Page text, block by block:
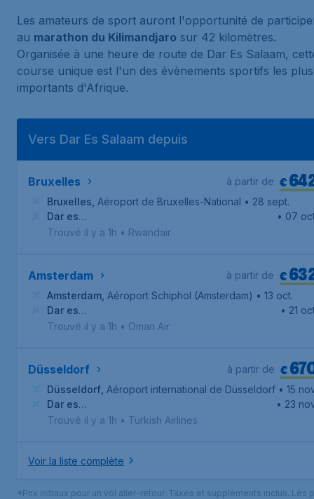
Les amateurs de sport auront l'opportunité de
au marathon du Kilimandjaro sur 42 kilomètres.
Organisée à une heure de route de Dar Es Salaam,
course unique est l'un des évènements sportifs les plus
importants d'Afrique.
Vers Dar Es Salaam depuis
Bruxelles €
à partir de
Bruxelles Aéroport de Bruxelles-National • 28 sept.
Dar es
Salam, Aéroport international Julius Nyerere
• 07
Trouvé il y a 1h • Rwandair
Amsterdam €
à partir de
Amsterdam Aéroport Schiphol (Amsterdam) • 13 oct.
Dar es
Salam, Aéroport international Julius Nyerere
• 21
Trouvé il y a 1h • Oman Air
Düsseldorf €
à partir de
Düsseldorf Aéroport international de Düsseldorf • 15
Dar es
Salam, Aéroport international Julius Nyerere
• 23
Trouvé il y a 1h • Turkish Airlines
Voir la liste complète
*Prix initiaux pour un vol aller-retour. Taxes et suppléments inclus. Les